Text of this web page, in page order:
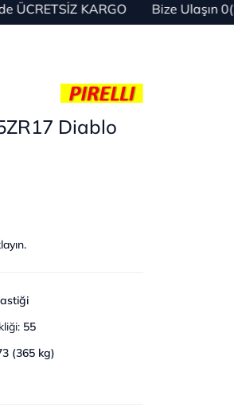
KARGO Bize Ulaşın 0(212)
Diablo
: 55
(365 kg)